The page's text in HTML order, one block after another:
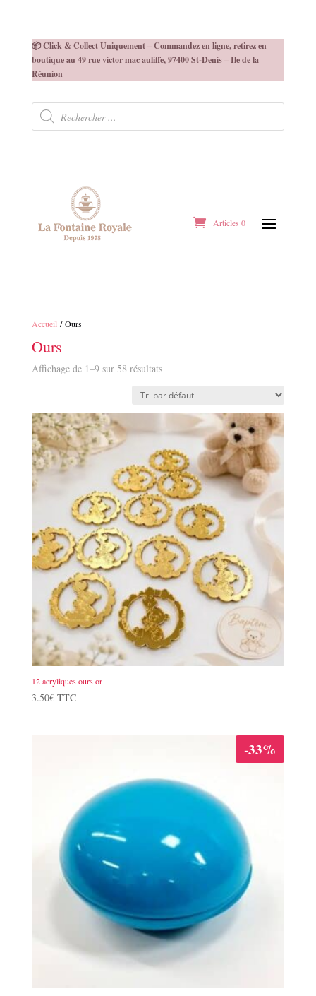
📦 Click & Collect Uniquement – Commandez en ligne, retirez en
boutique au 49 rue victor mac auliffe, 97400 St-Denis – Ile de la
Réunion
Recherche
produits
Articles 0
Accueil / Ours
Ours
Affichage de 1–9 sur 58 résultats
12 acryliques ours or
3.50€ TTC
-33%